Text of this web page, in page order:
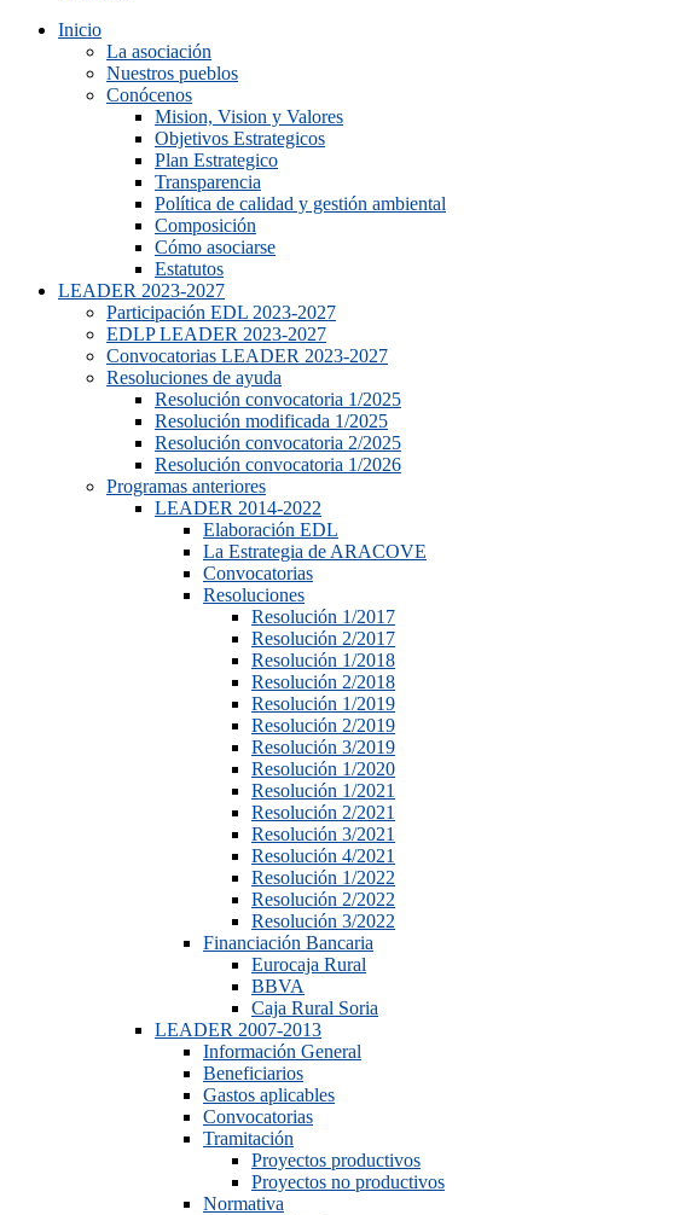
Inicio
La asociación
Nuestros pueblos
Conócenos
Mision, Vision y Valores
Objetivos Estrategicos
Plan Estrategico
Transparencia
Política de calidad y gestión ambiental
Composición
Cómo asociarse
Estatutos
LEADER 2023-2027
Participación EDL 2023-2027
EDLP LEADER 2023-2027
Convocatorias LEADER 2023-2027
Resoluciones de ayuda
Resolución convocatoria 1/2025
Resolución modificada 1/2025
Resolución convocatoria 2/2025
Resolución convocatoria 1/2026
Programas anteriores
LEADER 2014-2022
Elaboración EDL
La Estrategia de ARACOVE
Convocatorias
Resoluciones
Resolución 1/2017
Resolución 2/2017
Resolución 1/2018
Resolución 2/2018
Resolución 1/2019
Resolución 2/2019
Resolución 3/2019
Resolución 1/2020
Resolución 1/2021
Resolución 2/2021
Resolución 3/2021
Resolución 4/2021
Resolución 1/2022
Resolución 2/2022
Resolución 3/2022
Financiación Bancaria
Eurocaja Rural
BBVA
Caja Rural Soria
LEADER 2007-2013
Información General
Beneficiarios
Gastos aplicables
Convocatorias
Tramitación
Proyectos productivos
Proyectos no productivos
Normativa